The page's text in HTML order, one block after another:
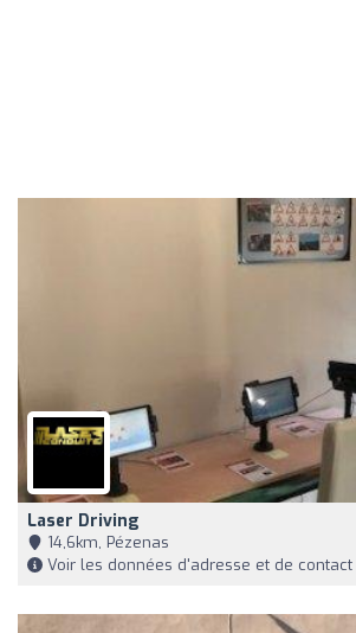
Laser Driving
14,6km, Pézenas
Voir les données d'adresse et de contact